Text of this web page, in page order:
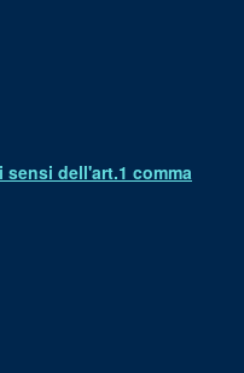
sensi dell'art.1 comma